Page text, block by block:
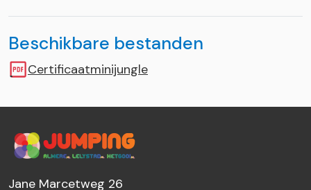
Beschikbare bestanden
Certificaatminijungle
Jane Marcetweg 26